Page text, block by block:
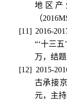
地区
（
[11] 2016-
“‘十三
万，结题
[12] 2015-
古承接
元，主持